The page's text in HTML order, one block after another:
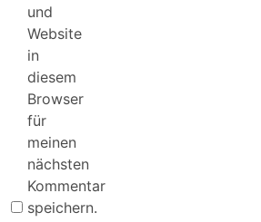
und
Website
in
diesem
Browser
für
meinen
nächsten
Kommentar
speichern.